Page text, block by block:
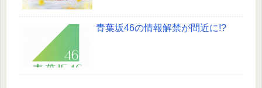
青葉坂46の情報解禁が間近に!?